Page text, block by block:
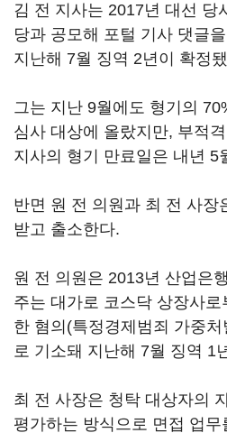
김 전 지사는 2017년 대선 당
당과 공모해 포털 기사 댓글
지난해 7월 징역 2년이 확정
그는 지난 9월에도 형기의
심사 대상에 올랐지만, 부적
지사의 형기 만료일은 내년 5
반면 원 전 의원과 최 전 사장
받고 출소한다.
원 전 의원은 2013년 산업은
주는 대가로 코스닥 상장사
한 혐의(특정경제범죄 가중
로 기소돼 지난해 7월 징역 1
최 전 사장은 청탁 대상자의
평가하는 방식으로 면접 업무